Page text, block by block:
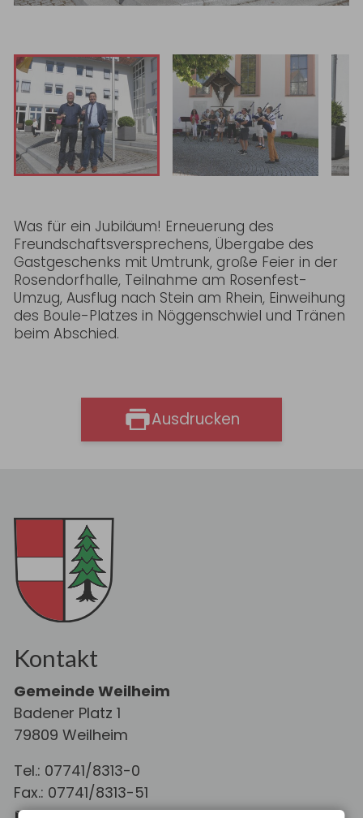
Was für ein Jubiläum! Erneuerung des
Freundschaftsversprechens, Übergabe des
Gastgeschenks mit Umtrunk, große Feier in der
Rosendorfhalle, Teilnahme am Rosenfest-
Umzug, Ausflug nach Stein am Rhein, Einweihung
des Boule-Platzes in Nöggenschwiel und Tränen
beim Abschied.
Ausdrucken
Kontakt
Gemeinde Weilheim
Badener Platz 1
79809 Weilheim
Tel.: 07741/8313-0
Fax.: 07741/8313-51